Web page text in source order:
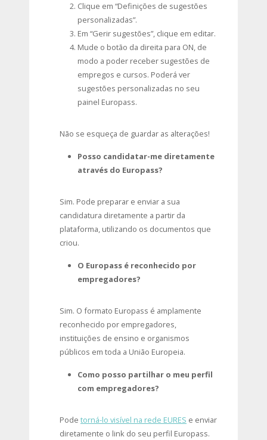
Clique em “Definições de sugestões
personalizadas”.
Em “Gerir sugestões”, clique em editar.
Mude o botão da direita para ON, de
modo a poder receber sugestões de
empregos e cursos. Poderá ver
sugestões personalizadas no seu
painel Europass.
Não se esqueça de guardar as alterações!
Posso candidatar-me diretamente
através do Europass?
Sim. Pode preparar e enviar a sua
candidatura diretamente a partir da
plataforma, utilizando os documentos que
criou.
O Europass é reconhecido por
empregadores?
Sim. O formato Europass é amplamente
reconhecido por empregadores,
instituições de ensino e organismos
públicos em toda a União Europeia.
Como posso partilhar o meu perfil
com empregadores?
Pode torná-lo visível na rede EURES e enviar
diretamente o link do seu perfil Europass.